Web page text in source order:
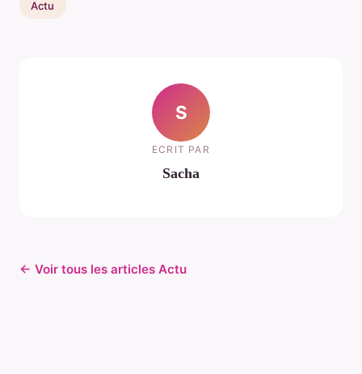
Actu
S
ECRIT PAR
Sacha
← Voir tous les articles Actu